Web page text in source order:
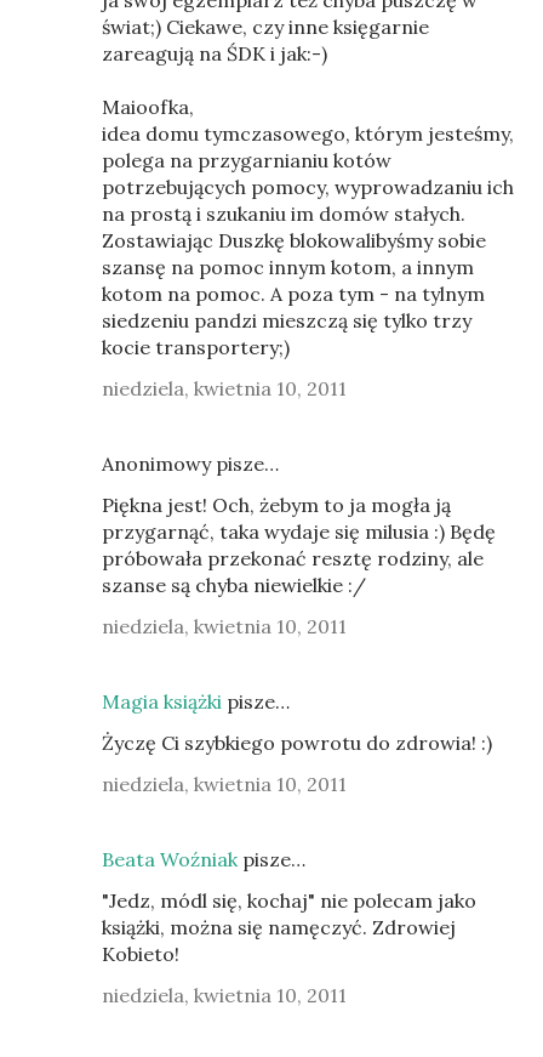
świat;) Ciekawe, czy inne księgarnie
zareagują na ŚDK i jak:-)
Maioofka,
idea domu tymczasowego, którym jesteśmy,
polega na przygarnianiu kotów
potrzebujących pomocy, wyprowadzaniu ich
na prostą i szukaniu im domów stałych.
Zostawiając Duszkę blokowalibyśmy sobie
szansę na pomoc innym kotom, a innym
kotom na pomoc. A poza tym - na tylnym
siedzeniu pandzi mieszczą się tylko trzy
kocie transportery;)
niedziela, kwietnia 10, 2011
Anonimowy pisze…
Piękna jest! Och, żebym to ja mogła ją
przygarnąć, taka wydaje się milusia :) Będę
próbowała przekonać resztę rodziny, ale
szanse są chyba niewielkie :/
niedziela, kwietnia 10, 2011
Magia książki pisze…
Życzę Ci szybkiego powrotu do zdrowia! :)
niedziela, kwietnia 10, 2011
Beata Woźniakpisze…
"Jedz, módl się, kochaj" nie polecam jako
książki, można się namęczyć. Zdrowiej
Kobieto!
niedziela, kwietnia 10, 2011